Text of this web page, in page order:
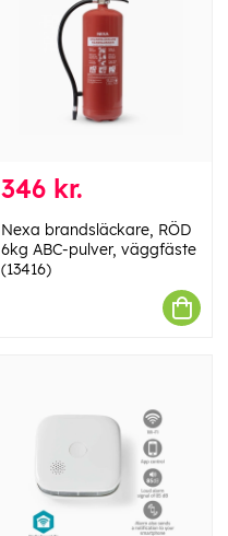
346 kr.
Nexa brandsläckare, RÖD
6kg ABC-pulver, väggfäste
(13416)